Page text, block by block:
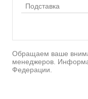
Подставка
Обращаем ваше
менеджеров.
Федерации.